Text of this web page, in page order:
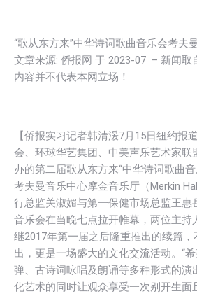
“歌从东方来”中华诗词歌曲音乐会考夫
文章来源: 侨报网 于 2023-07 – 新闻取
内容并不代表本网立场！
【侨报实习记者韩清湲7月15日纽约报
会、环球华艺集团、中美声乐艺术家联
办的第二届歌从东方来“中华诗词歌曲
考夫曼音乐中心摩金音乐厅（Merkin
行总监关淑媚与第一保健市场总监王惠
音乐会在当晚七点拉开帷幕，两位主持
继2017年第一届之后隆重推出的续篇
出，更是一场盛大的文化交流活动。“
弹、古诗词咏唱及朗诵等多种形式的演
化艺术的同时让观众享受一次别开生面